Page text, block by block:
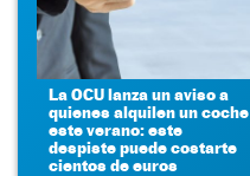
La OCU lanza un aviso a
quienes alquilen un coche
este verano: este
despiste puede costarte
cientos de euros